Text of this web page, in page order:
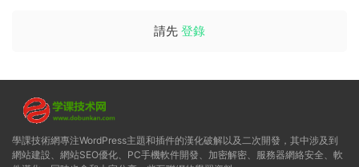
請先 登錄
學課技術網專注WordPress主題和插件的漢化破解以及二次開發，其中涉及到
網站建設、網站SEO優化、PC手機軟件開發、加密解密、服務器網絡安全、軟